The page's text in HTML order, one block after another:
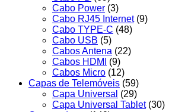
Cabo Power (3)
Cabo RJ45 Internet (9)
Cabo TYPE-C (48)
Cabo USB (5)
Cabos Antena (22)
Cabos HDMI
(9)
Cabos Micro (12)
Capas de Telemóveis (59)
Capa Universal (29)
Capa Universal Tablet (30)